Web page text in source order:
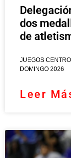
dos
de
JUEGOS
DOMINGO 2026
Leer